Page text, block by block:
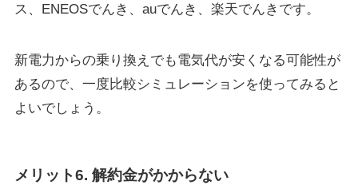
ス、ENEOSでんき、auでんき、楽天でんきです。
新電力からの乗り換えでも電気代が安くなる可能性が
あるので、一度比較シミュレーションを使ってみると
よいでしょう。
メリット6. 解約金がかからない